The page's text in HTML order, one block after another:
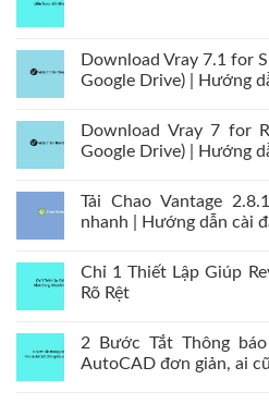
Download Vray 7.1 for
Google Drive) | Hướng
Download Vray 7 for
Google Drive) | Hướng
Tải Chao Vantage
nhanh | Hướng dẫn cài
Chỉ 1 Thiết Lập Giúp
Rõ Rệt
2 Bước Tắt Thông
AutoCAD đơn giản, ai